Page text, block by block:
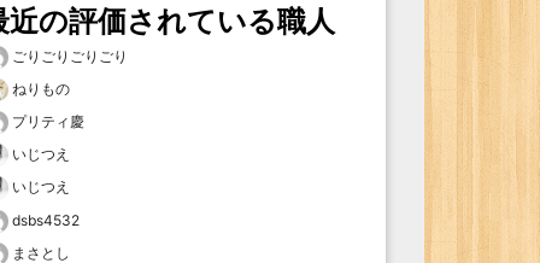
近の評価されている職人
ごりごりごりごり
ねりもの
プリティ慶
いじつえ
いじつえ
dsbs4532
まさとし